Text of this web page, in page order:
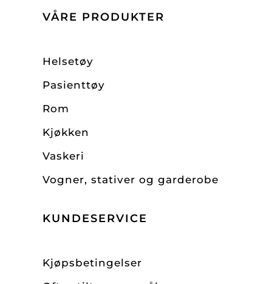
VÅRE PRODUKTER
Helsetøy
Pasienttøy
Rom
Kjøkken
Vaskeri
Vogner, stativer og garderobe
KUNDESERVICE
Kjøpsbetingelser